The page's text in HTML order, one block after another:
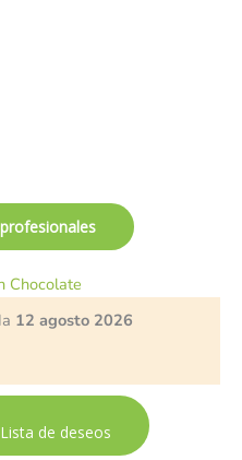
Chocolate
12 agosto 2026
de deseos